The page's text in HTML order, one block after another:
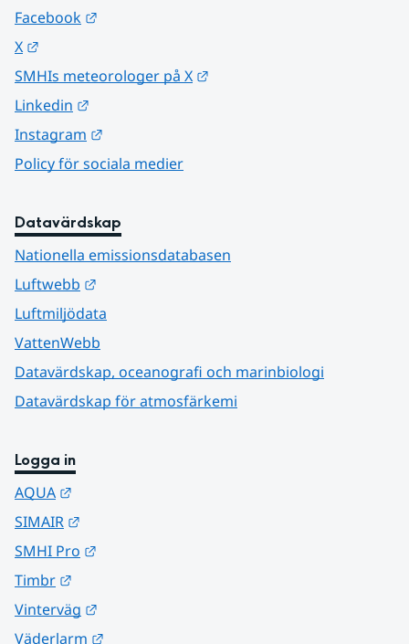
Facebook
X
SMHIs meteorologer på X
Linkedin
Instagram
Policy för sociala medier
Datavärdskap
Nationella emissionsdatabasen
Luftwebb
Luftmiljödata
VattenWebb
Datavärdskap, oceanografi och marinbiologi
Datavärdskap för atmosfärkemi
Logga in
AQUA
SIMAIR
SMHI Pro
Timbr
Vinterväg
Väderlarm